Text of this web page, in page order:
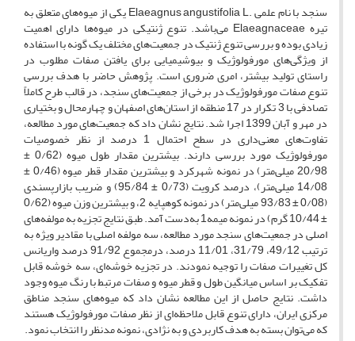
سنجد با نام علمی .Elaeagnus angustifolia L یکی از میوه‌های متعلق به
تیره Elaeagnaceae می‌باشد. تنوع ژنتیکی در میوه‌ها دارای اهمیت
زیادی بوده و بررسی تنوع ژنتیک در جمعیت‌های مختلف یک گونه با استفاده
از ویژگی‌های مورفولوژیک و بیوشیمیایی برای یافتن صفات مطلوب در
راستای تولید بیشتر، امری ضروری است. پژوهش حاضر با هدف بررسی
تنوع صفات مورفولوژیک در برخی از جمعیت‌های سنجد، در قالب طرح کاملاً
تصادفی با 3 تکرار در 17 منطقه از استان‌های اصفهان و چهارمحال‌ و ‌بختیاری
در مهر و آبان 1399 اجرا شد. نتایج نشان داد که جمعیت‌های مورد مطالعه،
تفاوت‌های معنی‌داری در سطح احتمال 1 درصد از نظر خصوصیات
مورفولوژیک مورد بررسی دارند. بیشترین مقدار طول میوه (0/62 ±
20/98 میلی‌متر) در نمونه شهرکرد و بیشترین مقدار قطر میوه (0/46 ±
14/08 میلی‌متر)، درصد کرویت (0/73 ± 95/84) و ضریب بازارپسندی
(0/08 ± 93/83 میلی‌متر) در نمونه کوهپایه 2، و بیشترین وزن میوه (0/62
± 10/44 گرم) در نمونه میمه1 به‌دست آمد. طبق نتایج تجزیه به مولفه‌های
اصلی در جمعیت‌های سنجد مورد مطالعه، سه مولفه اصلی با مقادیر ویژه به
ترتیب 49/12، 31/79، 11/01 درصد، درمجموع 91/92 درصد واریانس
کل تغییرات صفات را توجیه نمودند. در تجزیه خوشه‌ای، سه خوشه قابل
تفکیک بر اساس میانگین طول و قطر میوه و صفات مرتبط با رنگ میوه وجود
داشت. نتایج حاصل از این مطالعه نشان داد که میوه‌های سنجد مناطق
مرکزی ایران، دارای تنوع قابل ملاحظه‌ای از نظر صفات مورفولوژیک هستند
که می‌توان بسته به هدف کاربردی و به نژادی، نمونه مدنظر را انتخاب نمود.